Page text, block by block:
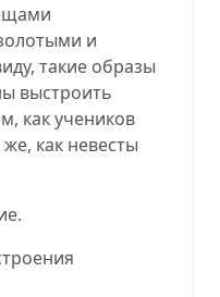
и
такие образы
выстроить
как учеников
как невесты